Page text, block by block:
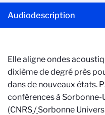
Audiodescription
Elle aligne ondes
dixième de degré près
dans de nouveaux états.
conférences à Sorbonne-
(CNRS/ Sorbonne